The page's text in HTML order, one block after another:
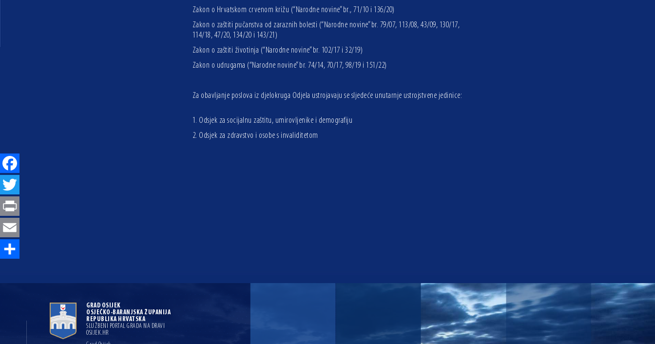
Zakon o Hrvatskom crvenom križu (“Narodne novine” br., 71/10 i 136/20)
Zakon o zaštiti pučanstva od zaraznih bolesti (“Narodne novine” br. 79/07, 113/08, 43/09, 130/17,
114/18, 47/20, 134/20 i 143/21)
Zakon o zaštiti životinja (“Narodne novine” br. 102/17 i 32/19)
Zakon o udrugama (“Narodne novine” br. 74/14, 70/17, 98/19 i 151/22)
Za obavljanje poslova iz djelokruga Odjela ustrojavaju se sljedeće unutarnje ustrojstvene jedinice:
1. Odsjek za socijalnu zaštitu, umirovljenike i demografiju
2. Odsjek za zdravstvo i osobe s invaliditetom
GRAD OSIJEK
OSJEČKO-BARANJSKA ŽUPANIJA
REPUBLIKA HRVATSKA
SLUŽBENI PORTAL GRADA NA DRAVI
OSIJEK.HR